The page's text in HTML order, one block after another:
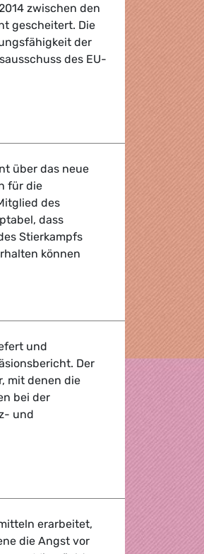
zwischen den
gescheitert. Die
der
des EU-
über das neue
für die
des
dass
Stierkampfs
können
und
Der
mit denen die
bei der
und
erarbeitet,
die Angst vor